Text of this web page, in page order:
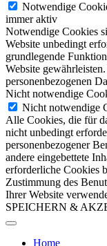
Notwendige
immer aktiv
Notwendige Cookies
Website unbedingt
grundlegende
Website
personenbezogenen
Nicht notwendige
Nicht notwendige
Alle Cookies, die für
nicht unbedingt
personenbezogener
andere eingebettete
erforderliche Cookies
Zustimmung des
Ihrer Website
SPEICHERN &
Home